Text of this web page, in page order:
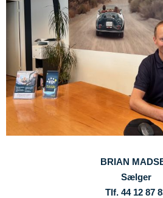
BRIAN
Sælger
Tlf. 44 12 87